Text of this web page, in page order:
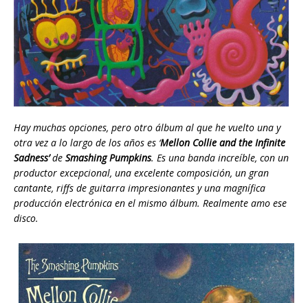
Hay muchas opciones, pero otro álbum al que he vuelto una y
otra vez a lo largo de los años es ‘Mellon Collie and the Infinite
Sadness’de Smashing Pumpkins. Es una banda increíble, con un
productor excepcional, una excelente composición, un gran
cantante, riffs de guitarra impresionantes y una magnífica
producción electrónica en el mismo álbum. Realmente amo ese
disco.